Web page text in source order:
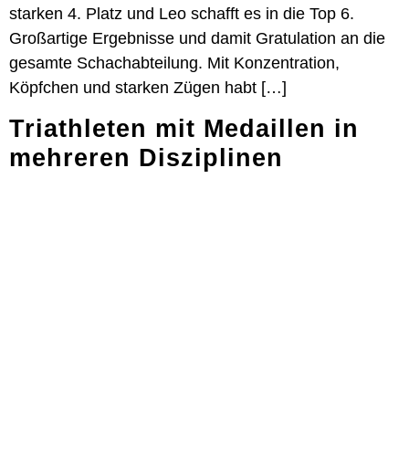
starken 4. Platz und Leo schafft es in die Top 6.
Großartige Ergebnisse und damit Gratulation an die
gesamte Schachabteilung. Mit Konzentration,
Köpfchen und starken Zügen habt […]
Triathleten mit Medaillen in
mehreren Disziplinen